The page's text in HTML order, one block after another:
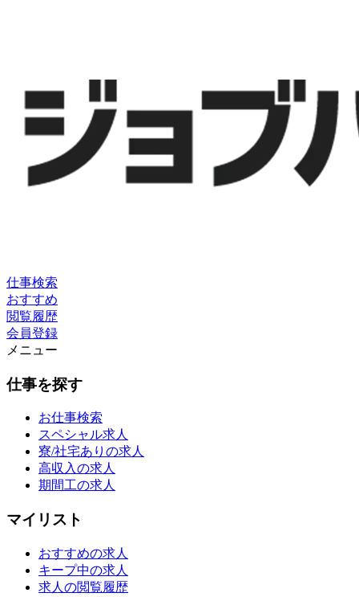
仕事検索
おすすめ
閲覧履歴
会員登録
メニュー
仕事を探す
お仕事検索
スペシャル求人
寮/社宅ありの求人
高収入の求人
期間工の求人
マイリスト
おすすめの求人
キープ中の求人
求人の閲覧履歴